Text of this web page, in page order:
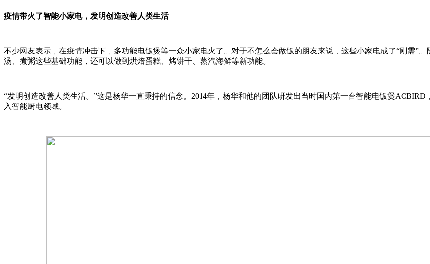
疫情带火了智能小家电，发明创造改善人类生活
不少网友表示，在疫情冲击下，多功能电饭煲等一众小家电火了。对于不怎么会做饭的朋友来说，这些小家电成了“刚需”。
汤、煮粥这些基础功能，还可以做到烘焙蛋糕、烤饼干、蒸汽海鲜等新功能。
“发明创造改善人类生活。”这是杨华一直秉持的信念。2014年，杨华和他的团队研发出当时国内第一台智能电饭煲ACBIRD
入智能厨电领域。